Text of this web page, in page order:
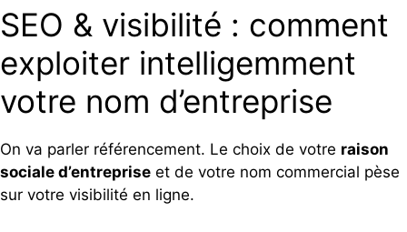
SEO & visibilité : comment
exploiter intelligemment
votre nom d’entreprise
On va parler référencement. Le choix de votre raison
sociale d’entreprise et de votre nom commercial pèse
sur votre visibilité en ligne.